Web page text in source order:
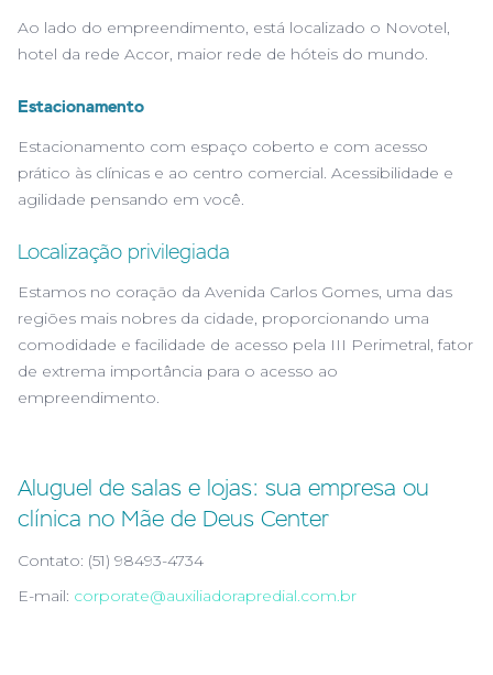
Ao lado do empreendimento, está localizado o Novotel,
hotel da rede Accor, maior rede de hóteis do mundo.
Estacionamento
Estacionamento com espaço coberto e com acesso
prático às clínicas e ao centro comercial. Acessibilidade e
agilidade pensando em você.
Localização privilegiada
Estamos no coração da Avenida Carlos Gomes, uma das
regiões mais nobres da cidade, proporcionando uma
comodidade e facilidade de acesso pela III Perimetral, fator
de extrema importância para o acesso ao
empreendimento.
Aluguel de salas e lojas: sua empresa ou
clínica no Mãe de Deus Center
Contato: (51) 98493-4734
E-mail: corporate@auxiliadorapredial.com.br